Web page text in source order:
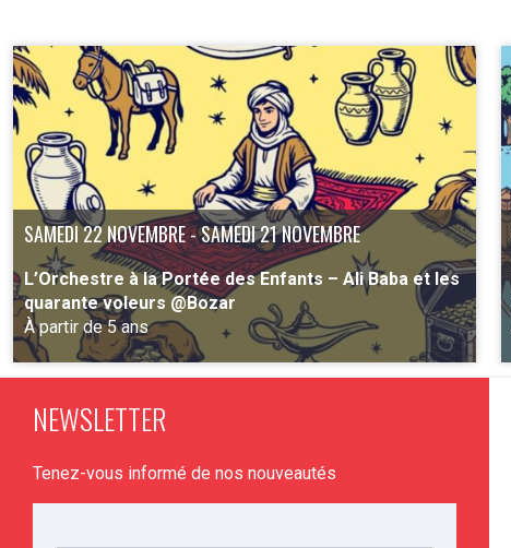
SAMEDI 22 NOVEMBRE - SAMEDI 21 NOVEMBRE
L’Orchestre à la Portée des Enfants – Ali Baba et les
quarante voleurs @Bozar
À partir de 5 ans
NEWSLETTER
Tenez-vous informé de nos nouveautés